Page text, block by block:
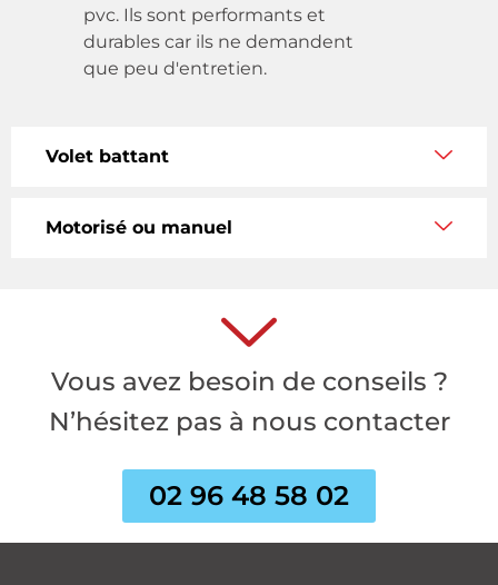
pvc. Ils sont performants et
durables car ils ne demandent
que peu d'entretien.
Volet battant
Motorisé ou manuel
Vous avez besoin de conseils ?
N’hésitez pas à nous contacter
02 96 48 58 02